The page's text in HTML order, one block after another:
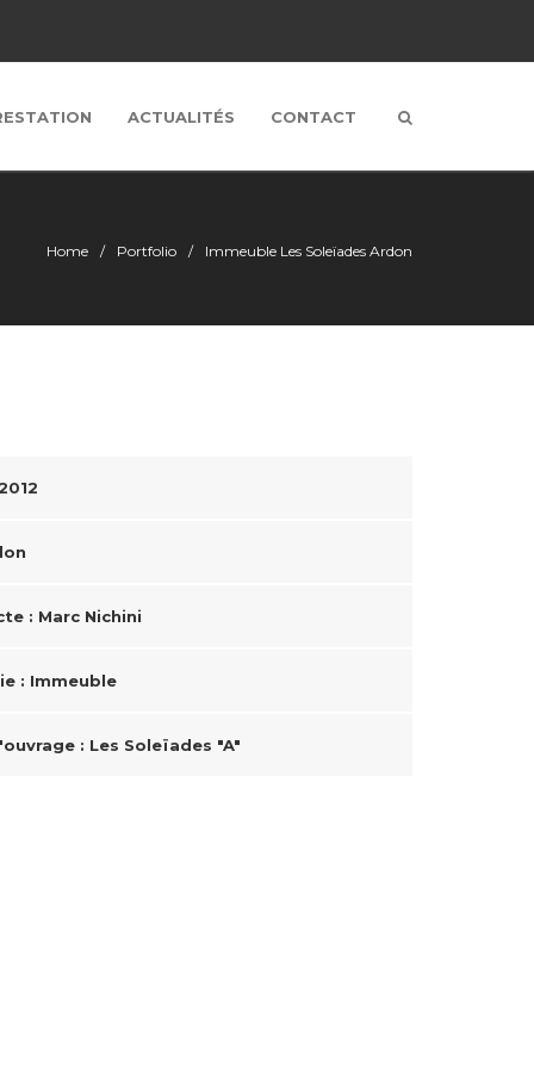
ACTUALITÉS CONTACT
Home Portfolio Immeuble Les Soleïades Ardon
: Marc Nichini
: Immeuble
: Les Soleïades "A"